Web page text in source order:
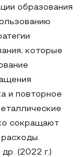
образования
которые
и повторное
сокращают
(2022 г.)